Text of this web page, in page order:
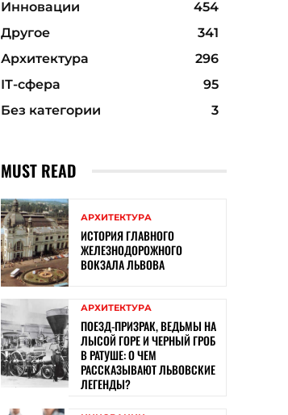
Инновации
454
Другое
341
Архитектура
296
ІТ-сфера
95
Без категории
3
MUST READ
АРХИТЕКТУРА
ИСТОРИЯ ГЛАВНОГО
ЖЕЛЕЗНОДОРОЖНОГО
ВОКЗАЛА ЛЬВОВА
АРХИТЕКТУРА
ПОЕЗД-ПРИЗРАК, ВЕДЬМЫ НА
ЛЫСОЙ ГОРЕ И ЧЕРНЫЙ ГРОБ
В РАТУШЕ: О ЧЕМ
РАССКАЗЫВАЮТ ЛЬВОВСКИЕ
ЛЕГЕНДЫ?